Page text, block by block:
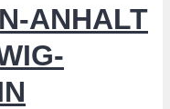
ANHALT